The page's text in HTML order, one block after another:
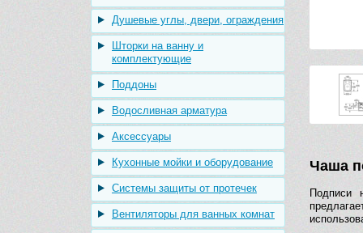
Душевые углы, двери, ограждения
Шторки на ванну и
комплектующие
Поддоны
Водосливная арматура
Аксессуары
Кухонные мойки и оборудование
Системы защиты от протечек
Вентиляторы для ванных комнат
Чаша
Подписи